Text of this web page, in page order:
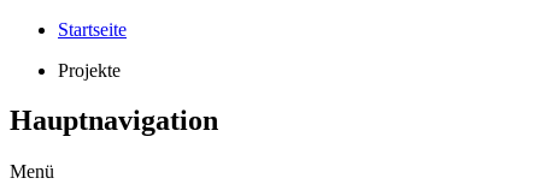
Startseite
Projekte
Hauptnavigation
Menü